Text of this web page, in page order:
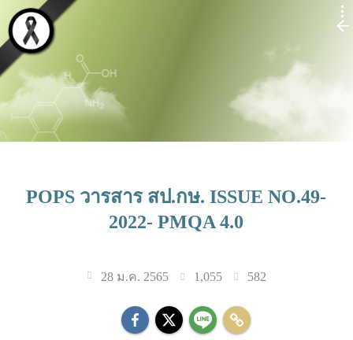
POPS วารสาร สป.กษ. ISSUE NO.49-
2022- PMQA 4.0
28 ม.ค. 2565 1,055 582